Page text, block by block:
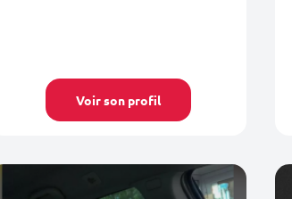
Voir son profil